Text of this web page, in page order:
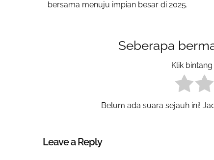
bersama menuju impian besar di 2025.
Seberapa
Klik
Belum ada suara sejauh ini!
Leave a Reply